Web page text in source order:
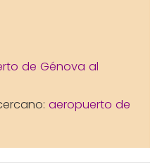
de Génova al
aeropuerto de